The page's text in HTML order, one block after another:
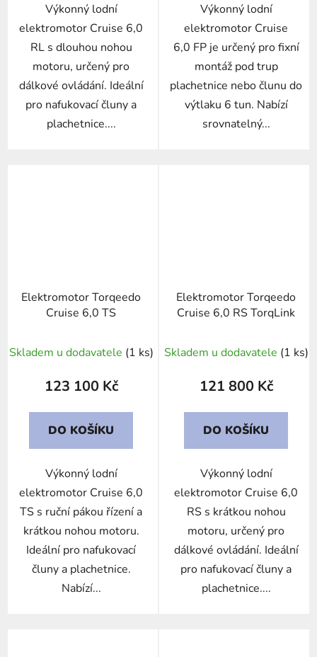
Výkonný lodní
elektromotor Cruise 6,0
RL s dlouhou nohou
motoru, určený pro
dálkové ovládání. Ideální
pro nafukovací čluny a
plachetnice....
Výkonný lodní
elektromotor Cruise
6,0 FP je určený pro fixní
montáž pod trup
plachetnice nebo člunu do
výtlaku 6 tun. Nabízí
srovnatelný...
Elektromotor Torqeedo
Cruise 6,0 TS
Skladem u dodavatele (1 ks)
123 100 Kč
DO KOŠÍKU
Výkonný lodní
elektromotor Cruise 6,0
TS s ruční pákou řízení a
krátkou nohou motoru.
Ideální pro nafukovací
čluny a plachetnice.
Nabízí...
Elektromotor Torqeedo
Cruise 6,0 RS TorqLink
Skladem u dodavatele (1 ks)
121 800 Kč
DO KOŠÍKU
Výkonný lodní
elektromotor Cruise 6,0
RS s krátkou nohou
motoru, určený pro
dálkové ovládání. Ideální
pro nafukovací čluny a
plachetnice....